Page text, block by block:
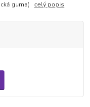
guma) celý popis